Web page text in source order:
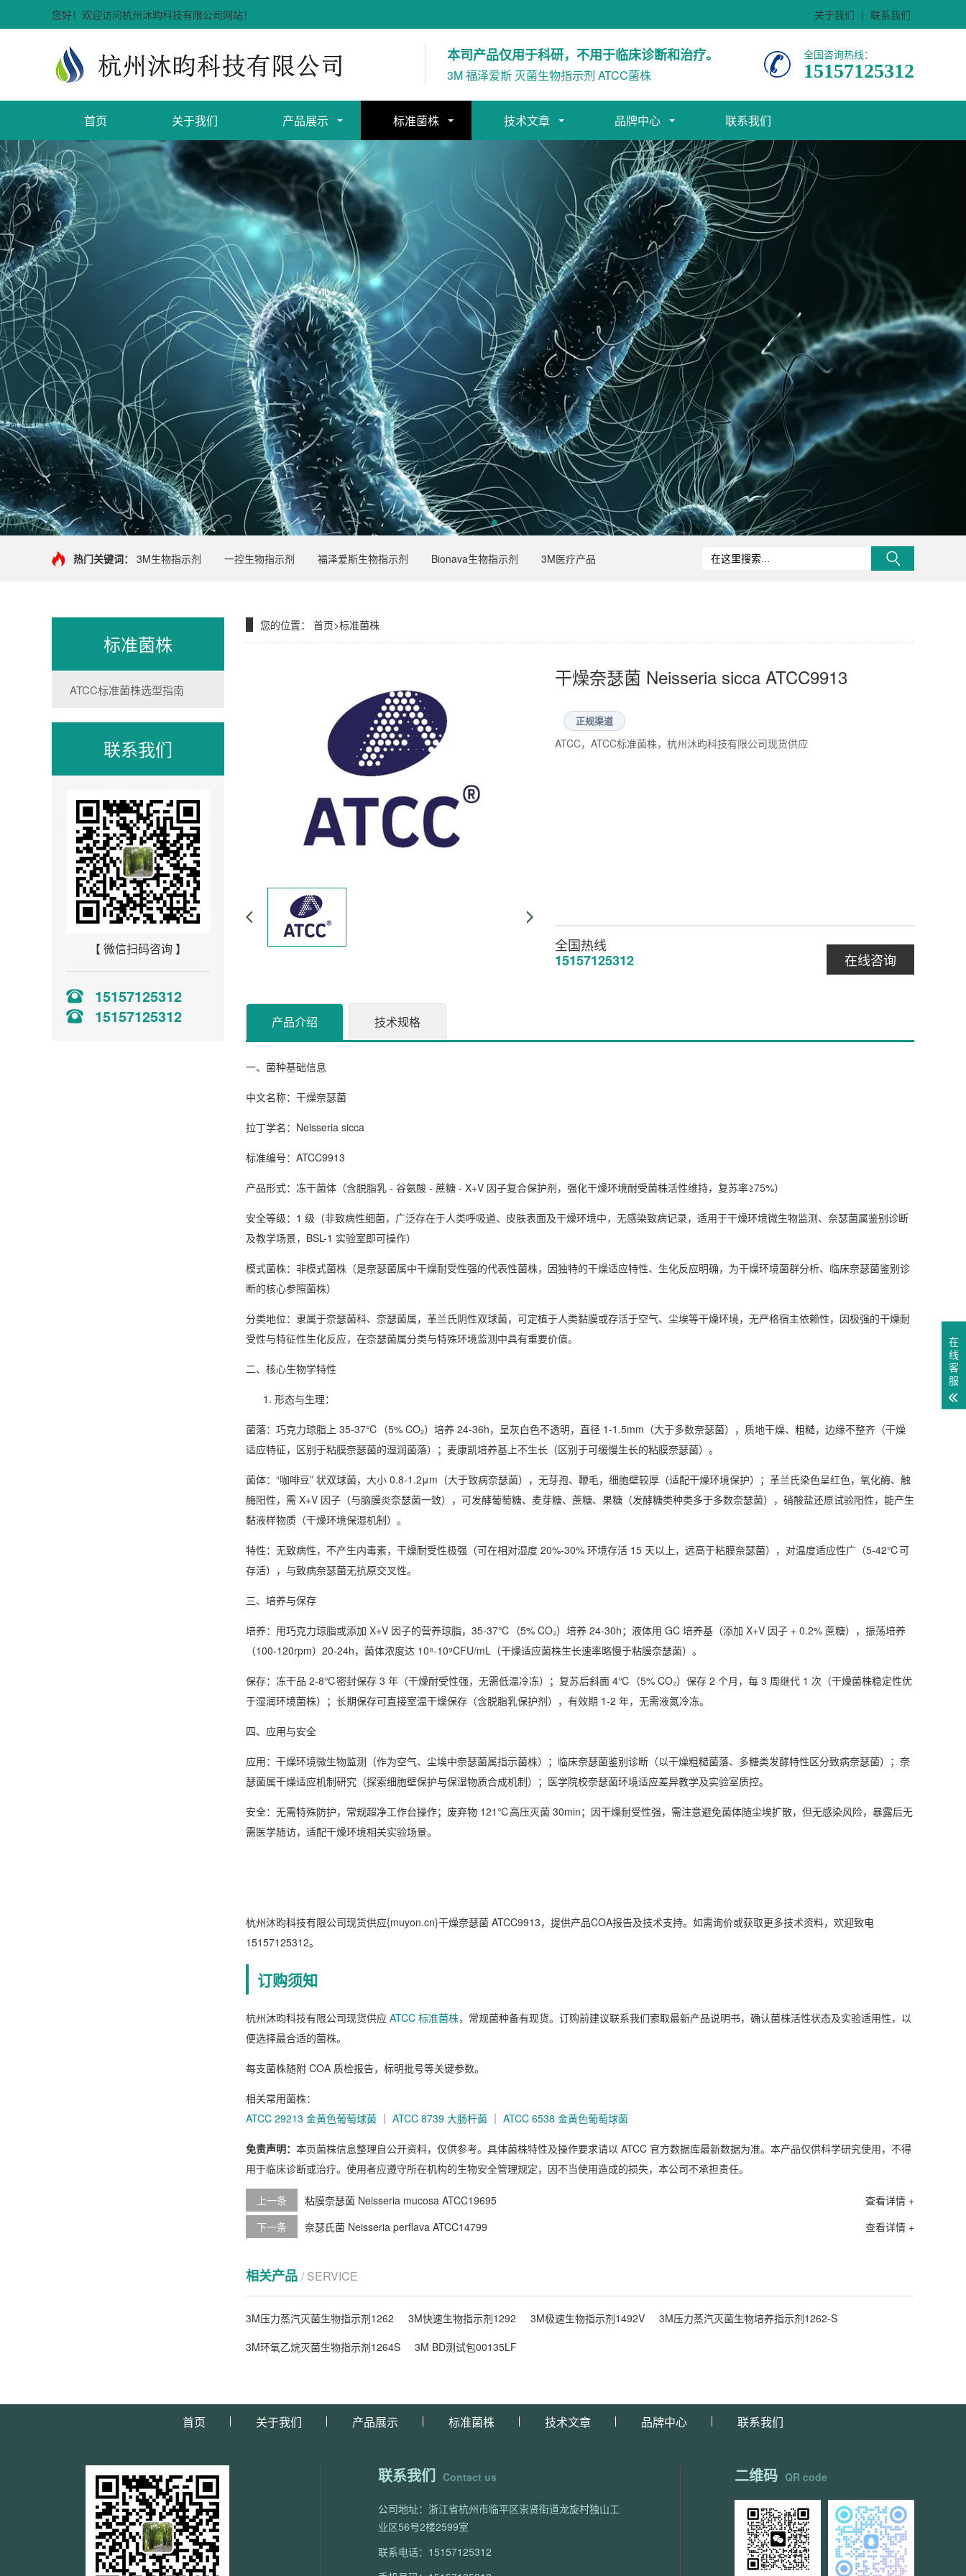
您好！欢迎访问杭州沐昀科技有限公司网站！ 关于我们 | 联系我们
本司产品仅用于科研，不用于临床诊断和治疗。
3M 福泽爱斯 灭菌生物指示剂 ATCC菌株
全国咨询热线：
15157125312
首页 关于我们 产品展示 标准菌株 技术文章 品牌中心 联系我们
热门关键词： 3M生物指示剂 一控生物指示剂 福泽爱斯生物指示剂 Bionava生物指示剂 3M医疗产品
标准菌株
ATCC标准菌株选型指南
联系我们
【 微信扫码咨询 】
15157125312
15157125312
您的位置： 首页>标准菌株
干燥奈瑟菌 Neisseria sicca ATCC9913
正规渠道
ATCC，ATCC标准菌株，杭州沐昀科技有限公司现货供应
在线咨询
全国热线
15157125312
产品介绍 技术规格
一、菌种基础信息
中文名称：干燥奈瑟菌
拉丁学名 ： Neisseria sicca
标准编号：ATCC9913
产品形式：冻干菌体（含脱脂乳 - 谷氨酸 - 蔗糖 - X+V 因子复合保护剂，强化干燥环境耐受菌株活性维持，复苏率≥75%）
安全等级：1 级（非致病性细菌，广泛存在于人类呼吸道、皮肤表面及干燥环境中，无感染致病记录，适用于干燥环境微生物监测、奈瑟菌属鉴别诊断
及教学场景，BSL-1 实验室即可操作）
模式菌株：非模式菌株（是奈瑟菌属中干燥耐受性强的代表性菌株，因独特的干燥适应特性、生化反应明确，为干燥环境菌群分析、临床奈瑟菌鉴别诊
断的核心参照菌株）
分类地位：隶属于奈瑟菌科、奈瑟菌属，革兰氏阴性双球菌，可定植于人类黏膜或存活于空气、尘埃等干燥环境，无严格宿主依赖性，因极强的干燥耐
受性与特征性生化反应，在奈瑟菌属分类与特殊环境监测中具有重要价值。
二、核心生物学特性
形态与生理：
菌落：巧克力琼脂上 35-37℃（5% CO₂）培养 24-36h，呈灰白色不透明，直径 1-1.5mm（大于多数奈瑟菌），质地干燥、粗糙，边缘不整齐（干燥
适应特征，区别于粘膜奈瑟菌的湿润菌落）；麦康凯培养基上不生长（区别于可缓慢生长的粘膜奈瑟菌）。
菌体：“咖啡豆” 状双球菌，大小 0.8-1.2μm（大于致病奈瑟菌），无芽孢、鞭毛，细胞壁较厚（适配干燥环境保护）；革兰氏染色呈红色，氧化酶、触
酶阳性，需 X+V 因子（与脑膜炎奈瑟菌一致），可发酵葡萄糖、麦芽糖、蔗糖、果糖（发酵糖类种类多于多数奈瑟菌），硝酸盐还原试验阳性，能产生
黏液样物质（干燥环境保湿机制）。
特性：无致病性，不产生内毒素，干燥耐受性极强（可在相对湿度 20%-30% 环境存活 15 天以上，远高于粘膜奈瑟菌），对温度适应性广（5-42℃可
存活），与致病奈瑟菌无抗原交叉性。
三、培养与保存
培养：用巧克力琼脂或添加 X+V 因子的营养琼脂，35-37℃（5% CO₂）培养 24-30h；液体用 GC 培养基（添加 X+V 因子 + 0.2% 蔗糖），振荡培养
（100-120rpm）20-24h，菌体浓度达 10⁸-10⁹CFU/mL（干燥适应菌株生长速率略慢于粘膜奈瑟菌）。
保存：冻干品 2-8℃密封保存 3 年（干燥耐受性强，无需低温冷冻）；复苏后斜面 4℃（5% CO₂）保存 2 个月，每 3 周继代 1 次（干燥菌株稳定性优
于湿润环境菌株）；长期保存可直接室温干燥保存（含脱脂乳保护剂），有效期 1-2 年，无需液氮冷冻。
四、应用与安全
应用：干燥环境微生物监测（作为空气、尘埃中奈瑟菌属指示菌株）；临床奈瑟菌鉴别诊断（以干燥粗糙菌落、多糖类发酵特性区分致病奈瑟菌）；奈
瑟菌属干燥适应机制研究（探索细胞壁保护与保湿物质合成机制）；医学院校奈瑟菌环境适应差异教学及实验室质控。
安全：无需特殊防护，常规超净工作台操作；废弃物 121℃高压灭菌 30min；因干燥耐受性强，需注意避免菌体随尘埃扩散，但无感染风险，暴露后无
需医学随访，适配干燥环境相关实验场景。
杭州沐昀科技有限公司现货供应{muyon.cn}干燥奈瑟菌 ATCC9913，提供产品COA报告及技术支持。如需询价或获取更多技术资料，欢迎致电
15157125312。
订购须知
杭州沐昀科技有限公司现货供应 ATCC 标准菌株，常规菌种备有现货。订购前建议联系我们索取最新产品说明书，确认菌株活性状态及实验适用性，以
便选择最合适的菌株。
每支菌株随附 COA 质检报告，标明批号等关键参数。
相关常用菌株：
ATCC 29213 金黄色葡萄球菌 ｜ ATCC 8739 大肠杆菌 ｜ ATCC 6538 金黄色葡萄球菌
免责声明： 本页菌株信息整理自公开资料，仅供参考。具体菌株特性及操作要求请以 ATCC 官方数据库最新数据为准。本产品仅供科学研究使用，不得
用于临床诊断或治疗。使用者应遵守所在机构的生物安全管理规定，因不当使用造成的损失，本公司不承担责任。
上一条 查看详情 +
粘膜奈瑟菌 Neisseria mucosa ATCC19695
下一条
查看详情 +
奈瑟氏菌 Neisseria perflava ATCC14799
相关产品 / SERVICE
3M压力蒸汽灭菌生物指示剂1262 3M快速生物指示剂1292 3M极速生物指示剂1492V
3M压力蒸汽灭菌生物培养指示剂1262-S
3M环氧乙烷灭菌生物指示剂1264S
3M BD测试包00135LF
首页 关于我们 产品展示 标准菌株 技术文章 品牌中心 联系我们
联系我们 Contact us
公司地址：浙江省杭州市临平区崇贤街道龙旋村独山工
业区56号2楼2599室
联系电话：15157125312
二维码 QR code
在
线
客
服